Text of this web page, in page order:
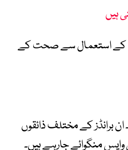
ہیں
کے استعمال سے صحت کے
برانڈز کے مختلف ذائقوں
منگوائے جارہے ہیں۔